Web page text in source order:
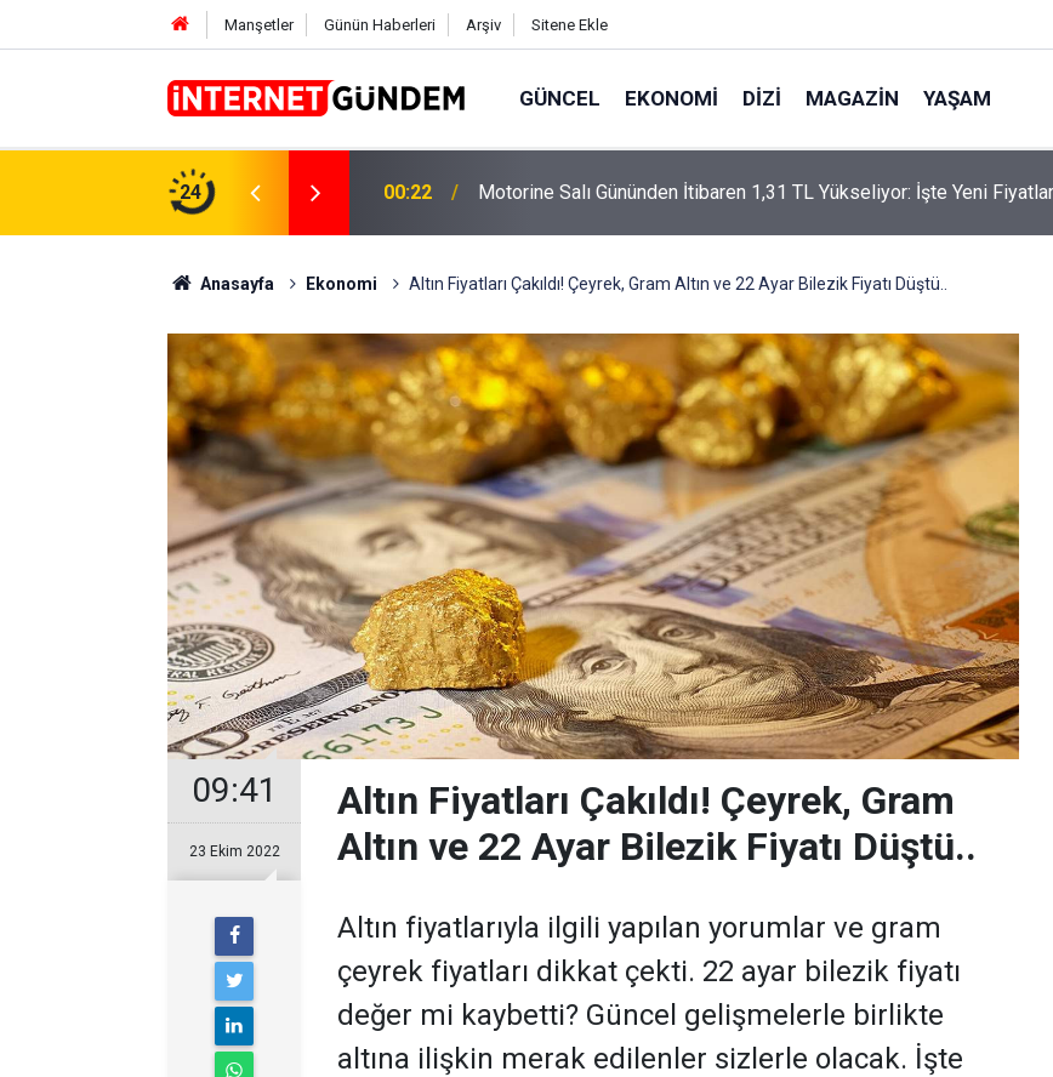
Manşetler Günün Haberleri Arşiv Sitene Ekle
GÜNCEL EKONOMI DIZI MAGAZIN YAŞAM
24
TL Yükseliyor: İşte Yeni Fiyatlar.. 15:58
Neşet Ertaş’a “Bozkırın Tezenesi” Lakabını Kim Verdi? Beyaz’la Joker
Sorusunun Cevabı Merak Edildi
Anasayfa Ekonomi Altın Fiyatları Çakıldı! Çeyrek, Gram Altın ve 22 Ayar Bilezik Fiyatı Düştü..
09:41
23 Ekim 2022
Altın Fiyatları Çakıldı! Çeyrek, Gram
Altın ve 22 Ayar Bilezik Fiyatı Düştü..
Altın fiyatlarıyla ilgili yapılan yorumlar ve gram
çeyrek fiyatları dikkat çekti. 22 ayar bilezik fiyatı
değer mi kaybetti? Güncel gelişmelerle birlikte
altına ilişkin merak edilenler sizlerle olacak. İşte